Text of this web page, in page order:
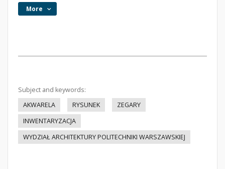
More
Subject and keywords:
AKWARELA
RYSUNEK
ZEGARY
INWENTARYZACJA
WYDZIAŁ ARCHITEKTURY POLITECHNIKI WARSZAWSKIEJ